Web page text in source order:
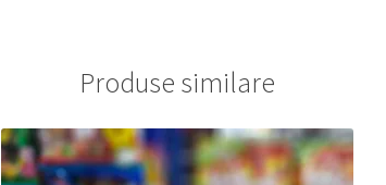
Produse similare